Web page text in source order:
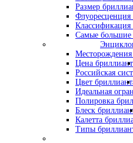
Размер
Флуоресценция
Классификация
Самые большие
Месторождения
Цена
Российская
Цвет
Идеальная
Полировка
Блеск
Калетта
Типы